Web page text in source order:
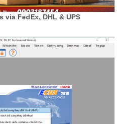
FedEx, DHL & UPS